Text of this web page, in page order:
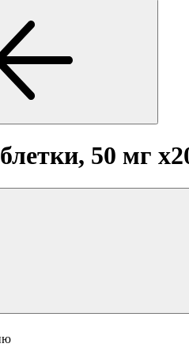
50 мг